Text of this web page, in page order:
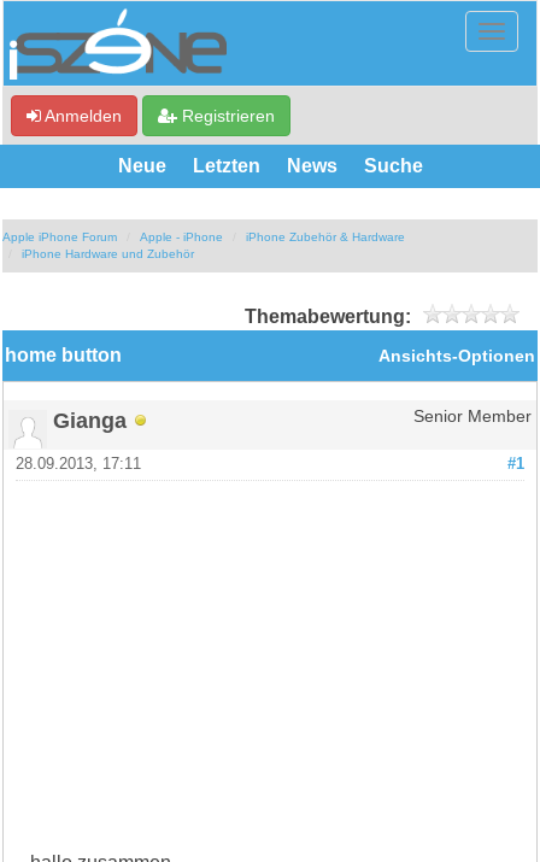
Anmelden Registrieren
Neue Letzten News Suche
Apple iPhone Forum Apple - iPhone
iPhone Zubehör & Hardware
iPhone Hardware und Zubehör
Themabewertung:
Ansichts-Optionen
home button
Gianga Senior Member
#1
28.09.2013, 17:11